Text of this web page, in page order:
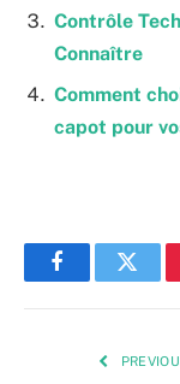
Contrôle
Connaître
Comment
capot pour
Facebook